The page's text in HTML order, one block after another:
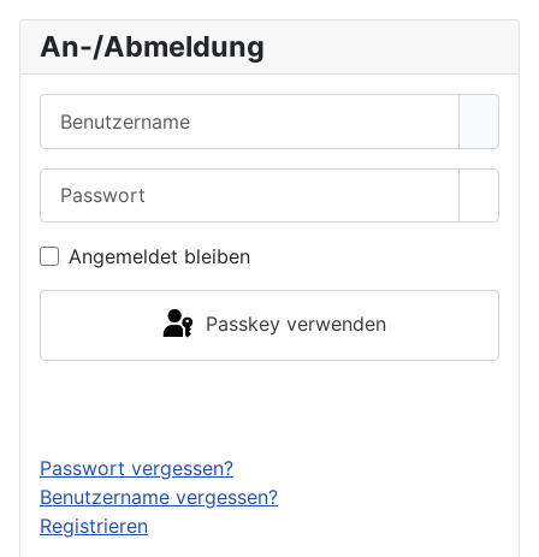
An-/Abmeldung
Angemeldet bleiben
Passkey verwenden
Passwort vergessen?
Benutzername vergessen?
Registrieren